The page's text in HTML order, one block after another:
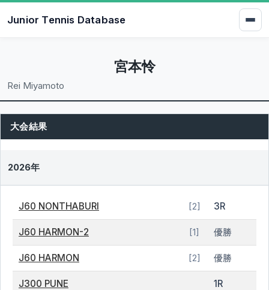
Junior Tennis Database
宮本怜
Rei Miyamoto
大会結果
2026年
J60 NONTHABURI [2] 3R
J60 HARMON-2 [1] 優勝
J60 HARMON [2] 優勝
J300 PUNE 1R